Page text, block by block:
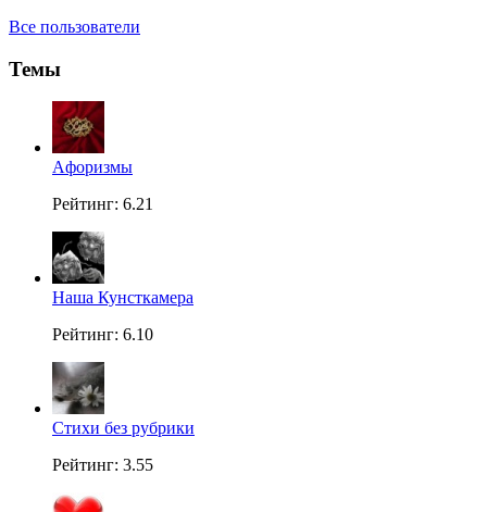
Все пользователи
Темы
Aфоризмы
Рейтинг: 6.21
Наша Кунсткамера
Рейтинг: 6.10
Стихи без рубрики
Рейтинг: 3.55